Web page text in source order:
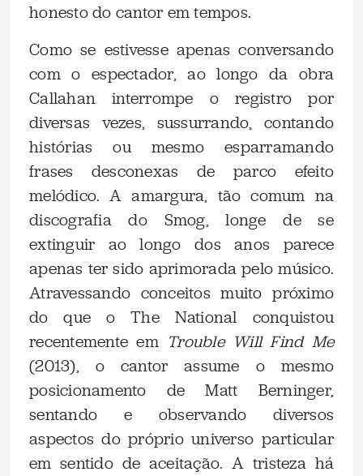
honesto do cantor em tempos.
Como se estivesse apenas conversando
com o espectador, ao longo da obra
Callahan interrompe o registro por
diversas vezes, sussurrando, contando
histórias ou mesmo esparramando
frases desconexas de parco efeito
melódico. A amargura, tão comum na
discografia do Smog, longe de se
extinguir ao longo dos anos parece
apenas ter sido aprimorada pelo músico.
Atravessando conceitos muito próximo
do que o The National conquistou
recentemente em Trouble Will Find Me
(2013), o cantor assume o mesmo
posicionamento de Matt Berninger,
sentando e observando diversos
aspectos do próprio universo particular
em sentido de aceitação. A tristeza há